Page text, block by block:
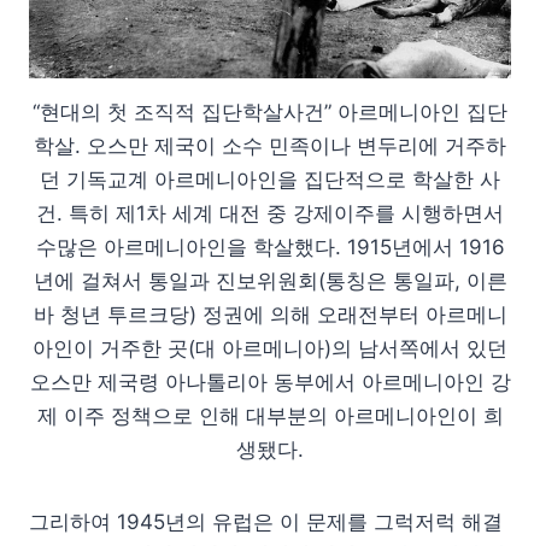
“현대의 첫 조직적 집단학살사건” 아르메니아인 집단
학살. 오스만 제국이 소수 민족이나 변두리에 거주하
던 기독교계 아르메니아인을 집단적으로 학살한 사
건. 특히 제1차 세계 대전 중 강제이주를 시행하면서
수많은 아르메니아인을 학살했다. 1915년에서 1916
년에 걸쳐서 통일과 진보위원회(통칭은 통일파, 이른
바 청년 투르크당) 정권에 의해 오래전부터 아르메니
아인이 거주한 곳(대 아르메니아)의 남서쪽에서 있던
오스만 제국령 아나톨리아 동부에서 아르메니아인 강
제 이주 정책으로 인해 대부분의 아르메니아인이 희
생됐다.
그리하여 1945년의 유럽은 이 문제를 그럭저럭 해결